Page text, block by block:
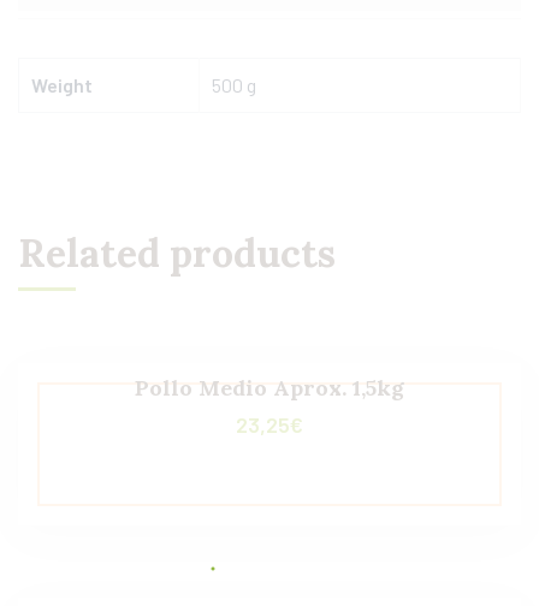
Weight 500 g
Related products
Pollo Medio Aprox. 1,5kg
23,25€